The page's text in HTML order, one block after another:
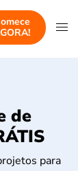
de
para